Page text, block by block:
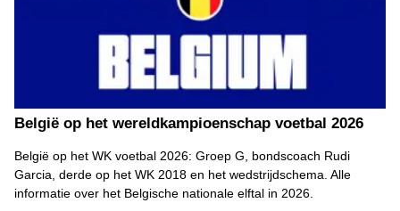
België op het wereldkampioenschap voetbal 2026
België op het WK voetbal 2026: Groep G, bondscoach Rudi
Garcia, derde op het WK 2018 en het wedstrijdschema. Alle
informatie over het Belgische nationale elftal in 2026.